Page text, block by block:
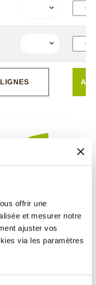
offrir une
et mesurer notre
ajuster vos
via les paramètres
04 78 45 42 27